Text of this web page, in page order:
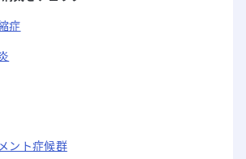
症
ント症候群